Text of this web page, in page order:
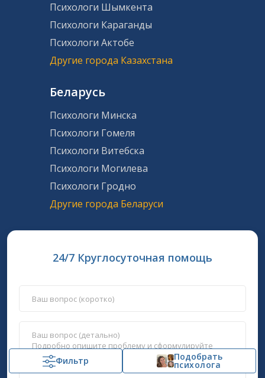
Фильтр Подобрать
психолога
Психологи Шымкента
Психологи Караганды
Психологи Актобе
Другие города Казахстана
Беларусь
Психологи Минска
Психологи Гомеля
Психологи Витебска
Психологи Могилева
Психологи Гродно
Другие города Беларуси
24/7 Круглосуточная помощь